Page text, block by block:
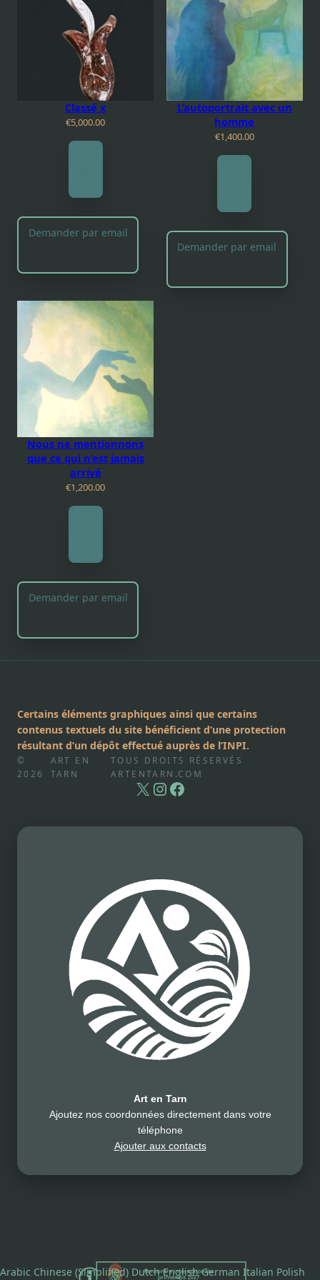
Classé x
€5,000.00
Demander par email
L’autoportrait avec un
homme
€1,400.00
Demander par email
Nous ne mentionnons
que ce qui n’est jamais
arrivé
€1,200.00
Demander par email
Certains éléments graphiques ainsi que certains
contenus textuels du site bénéficient d’une protection
résultant d’un dépôt effectué auprès de l’INPI.
©
2026
ART EN
TARN
TOUS DROITS RÉSERVÉS
ARTENTARN.COM
X Instagram
Facebook
Art en Tarn
Ajoutez nos coordonnées directement dans votre
téléphone
Ajouter aux contacts
Arabic Chinese (Simplified) Dutch English German Italian Polish